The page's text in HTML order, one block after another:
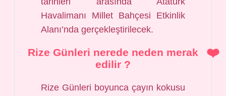
Havalimanı Millet Bahçesi Etkinlik
Alanı’nda gerçekleştirilecek.
Rize Günleri nerede neden merak
edilir ?
Rize Günleri boyunca çayın kokusu